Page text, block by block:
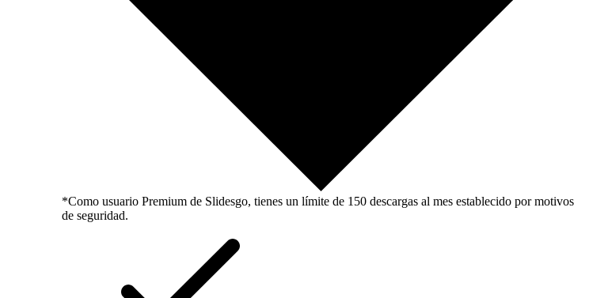
*Como usuario Premium de Slidesgo, tienes un límite de 150 descargas al mes establecido por motivos
de seguridad.